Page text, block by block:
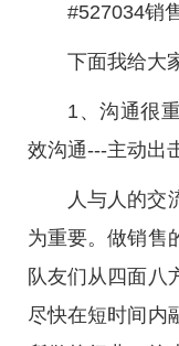
#527034销
下面我给大
1、沟通很
效沟通---主动出
人与人的交
为重要。做销售
队友们从四面八
尽快在短时间内